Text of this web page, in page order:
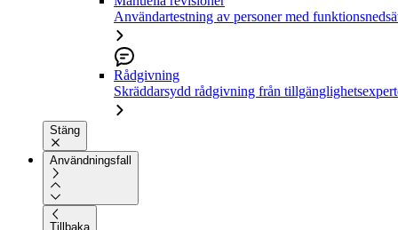
Användartestning av personer med
Rådgivning
Skräddarsydd rådgivning från
Stäng
Användningsfall
Tillbaka